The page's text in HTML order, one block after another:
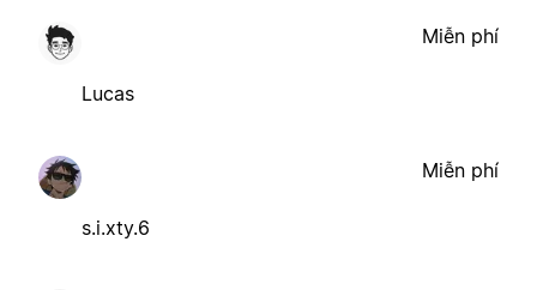
Lucas
Miễn phí
s.i.xty.6
Miễn phí